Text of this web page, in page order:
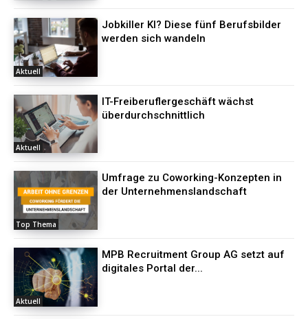
Aktuell
Jobkiller KI? Diese fünf Berufsbilder
werden sich wandeln
Aktuell
IT-Freiberuflergeschäft wächst
überdurchschnittlich
Top Thema
Umfrage zu Coworking-Konzepten in
der Unternehmenslandschaft
Aktuell
MPB Recruitment Group AG setzt auf
digitales Portal der...